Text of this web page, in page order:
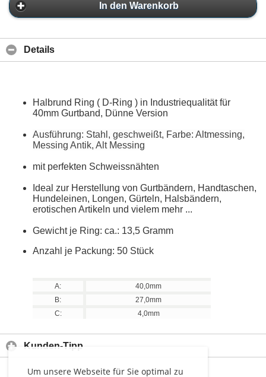
Um unsere Webseite für Sie optimal zu
In den Warenkorb
Details
Halbrund Ring ( D-Ring ) in Industriequalität für
40mm Gurtband, Dünne Version
Ausführung: Stahl, geschweißt, Farbe: Altmessing,
Messing Antik, Alt Messing
mit perfekten Schweissnähten
Ideal zur Herstellung von Gurtbändern, Handtaschen,
Hundeleinen, Longen, Gürteln, Halsbändern,
erotischen Artikeln und vielem mehr ...
Gewicht je Ring: ca.: 13,5 Gramm
Anzahl je Packung: 50 Stück
A:
40,0mm
B:
27,0mm
C:
4,0mm
Kunden-Tipp